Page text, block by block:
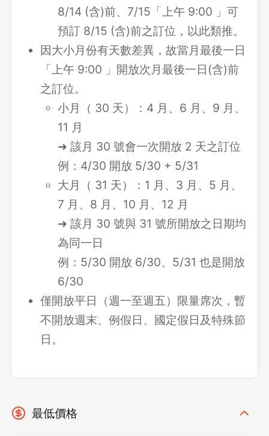
8/14 (含)前、7/15「上午 9:00 」可
預訂 8/15 (含)前之訂位，以此類推。
因大小月份有天數差異，故當月最後一日
「上午 9:00 」開放次月最後一日(含)前
之訂位。
小月（ 30 天）：4 月、6 月、9 月、
11 月
➜ 該月 30 號會一次開放 2 天之訂位
例：4/30 開放 5/30 + 5/31
大月（ 31 天）：1 月、3 月、5 月、
7 月、8 月、10 月、12 月
➜ 該月 30 號與 31 號所開放之日期均
為同一日
例：5/30 開放 6/30、5/31 也是開放
6/30
僅開放平日（週一至週五）限量席次，暫
不開放週末、例假日、國定假日及特殊節
日。
最低價格